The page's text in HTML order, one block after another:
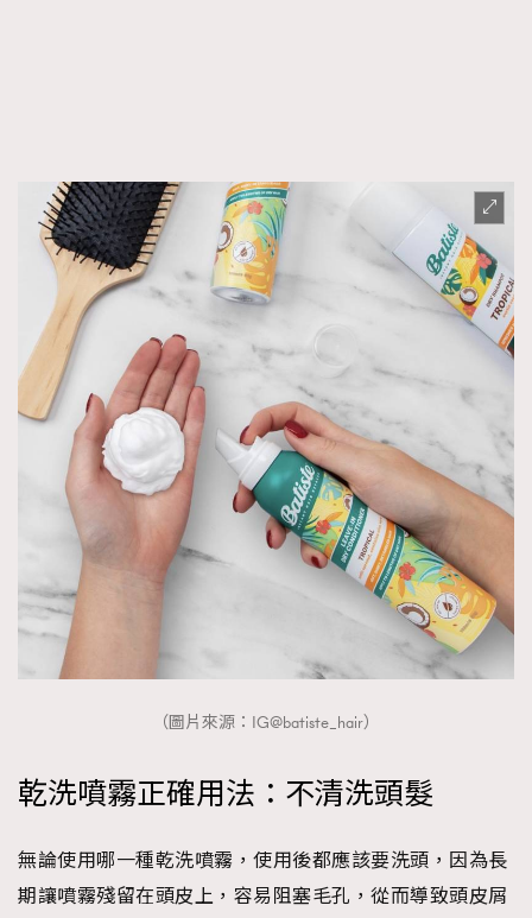
（圖片來源：IG@batiste_hair）
乾洗噴霧正確用法：不清洗頭髮
無論使用哪一種乾洗噴霧，使用後都應該要洗頭，因為長
期讓噴霧殘留在頭皮上，容易阻塞毛孔，從而導致頭皮屑